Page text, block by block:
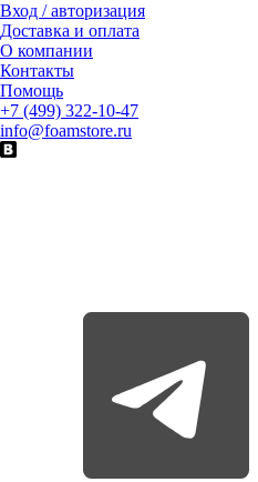
Вход / авторизация
Доставка и оплата
О компании
Контакты
Помощь
+7 (499) 322-10-47
info@foamstore.ru